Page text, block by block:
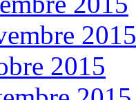
2015
2015